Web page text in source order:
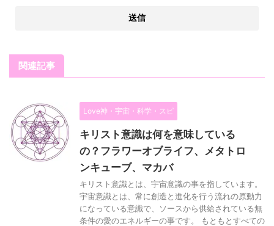
関連記事
Love神・宇宙・科学・スピ
キリスト意識は何を意味している
の？フラワーオブライフ、メタトロ
ンキューブ、マカバ
キリスト意識とは、宇宙意識の事を指しています。
宇宙意識とは、常に創造と進化を行う流れの原動力
になっている意識で、ソースから供給されている無
条件の愛のエネルギーの事です。 もともとすべての